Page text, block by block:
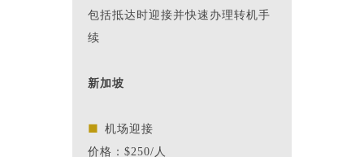
包括抵达时迎接并快速办理转机手
续
新加坡
■ 机场迎接
价格：$250/人